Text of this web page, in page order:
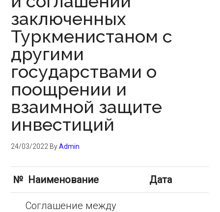
заключенных
Туркменистаном с
другими
государствами о
поощрении и
взаимной защите
инвестиций
24/03/2022 ByAdmin
№ Наименование Дата
Соглашение между